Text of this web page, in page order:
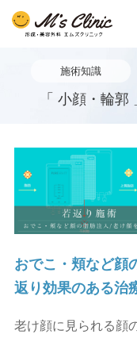
施術知識
「 小顔・輪
おでこ・頬など顔
返り効果のある治
老け顔に見られる顔